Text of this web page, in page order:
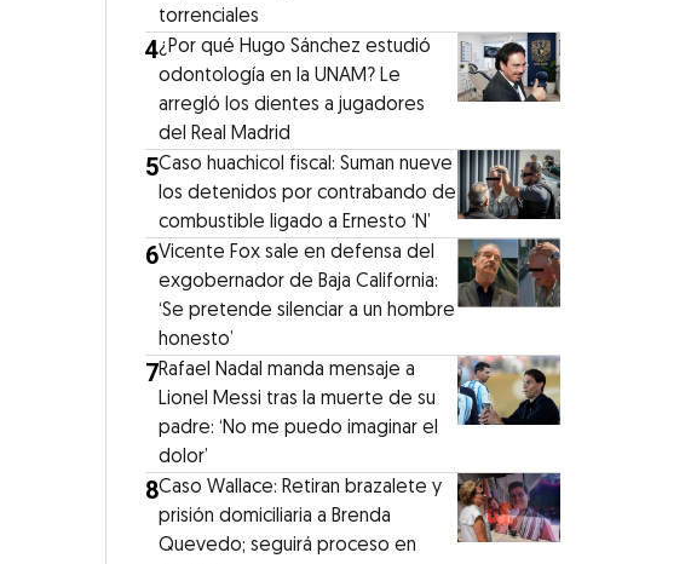
torrenciales
4¿Por qué Hugo Sánchez estudió
odontología en la UNAM? Le
arregló los dientes a jugadores
del Real Madrid
5Caso huachicol fiscal: Suman nueve
los detenidos por contrabando de
combustible ligado a Ernesto ‘N’
6Vicente Fox sale en defensa del
exgobernador de Baja California:
‘Se pretende silenciar a un hombre
honesto’
7Rafael Nadal manda mensaje a
Lionel Messi tras la muerte de su
padre: ‘No me puedo imaginar el
dolor’
8Caso Wallace: Retiran brazalete y
prisión domiciliaria a Brenda
Quevedo; seguirá proceso en